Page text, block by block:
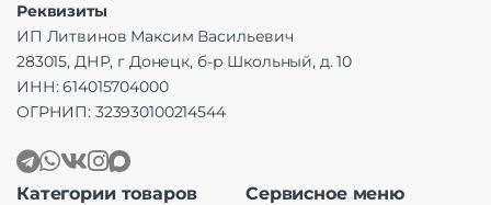
Реквизиты
ИП Литвинов Максим Васильевич
283015, ДНР, г Донецк, б-р Школьный, д. 10
ИНН: 614015704000
ОГРНИП: 323930100214544
Категории товаров Сервисное меню